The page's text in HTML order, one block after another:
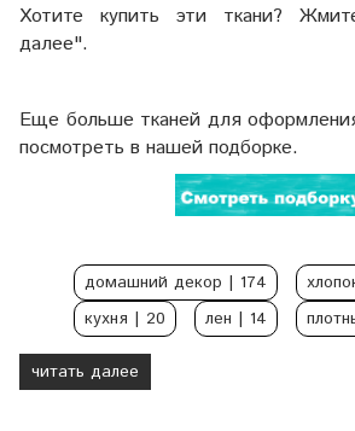
Хотите купить эти ткани?
далее".
Еще больше тканей для
посмотреть в нашей
домашний декор | 174
кухня | 20 лен | 14
читать далее